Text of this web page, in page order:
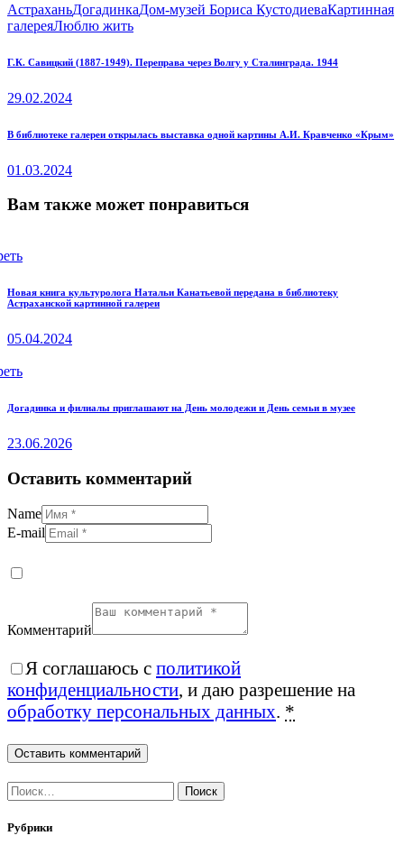
АстраханьДогадинкаДом-музей Бориса КустодиеваКартинная
галереяЛюблю жить
Навигация
по
Previous
Г.К. Савицкий (1887-1949). Переправа через Волгу у Сталинграда. 1944
29.02.2024
Next
В библиотеке галереи открылась выставка одной картины А.И. Кравченко «Крым»
01.03.2024
Вам также может понравиться
Новая книга культуролога Натальи Канатьевой передана в библиотеку
Астраханской картинной галереи
05.04.2024
Догадинка и филиалы приглашают на День молодежи и День семьи в музее
23.06.2026
Оставить комментарий
Name
E-mail
Комментарий
Я соглашаюсь с политикой
конфиденциальности, и даю разрешение на
обработку персональных данных. *
Найти:
Рубрики